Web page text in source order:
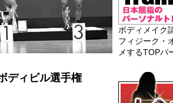
ボディメイク
フィジーク・
メするTOPパ
ディビル選手権